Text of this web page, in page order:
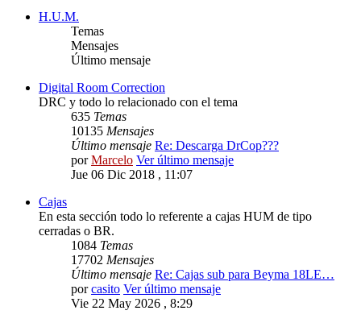
H.U.M.
Temas
Mensajes
Último mensaje
Digital Room Correction
DRC y todo lo relacionado con el tema
635 Temas
10135 Mensajes
Último mensaje Re: Descarga DrCop???
porMarcelo Ver último mensaje
Jue 06 Dic 2018 , 11:07
Cajas
En esta sección todo lo referente a cajas HUM de tipo
cerradas o BR.
1084 Temas
17702 Mensajes
Último mensaje Re: Cajas sub para Beyma 18LE…
porcasito Ver último mensaje
Vie 22 May 2026 , 8:29